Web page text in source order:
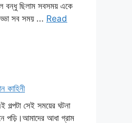
বন্ধু ছিলাম সবসময় একে
সব সময় ... Read
কাহিনী
গল্পটা সেই সময়ের ঘটনা
পড়ি।আমাদের আধা গ্রাম